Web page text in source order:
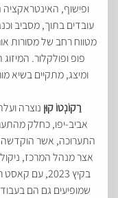
ופישוף,
עובדים בתוך, מסביב
מטווח רחב של מסורות
פופ ופולקלור.
ומיצג, מתקיים בשיא
רַקוֹנְטוֹ קוּן
אביב-יפו, כחלק
התערוכה, אשר הוקדשה
אצר מנהל המרכז,
בקיץ 2023,
שמופיעים גם הם